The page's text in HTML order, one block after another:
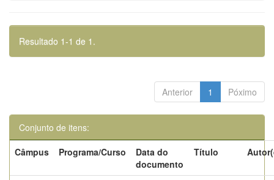
Resultado 1-1 de 1.
Anterior 1 Póximo
Conjunto de itens:
Câmpus
Programa/Curso
Data do
documento
Título